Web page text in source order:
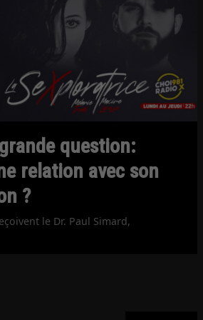
question:
relation avec son
?
le Dr. Paul Simard,